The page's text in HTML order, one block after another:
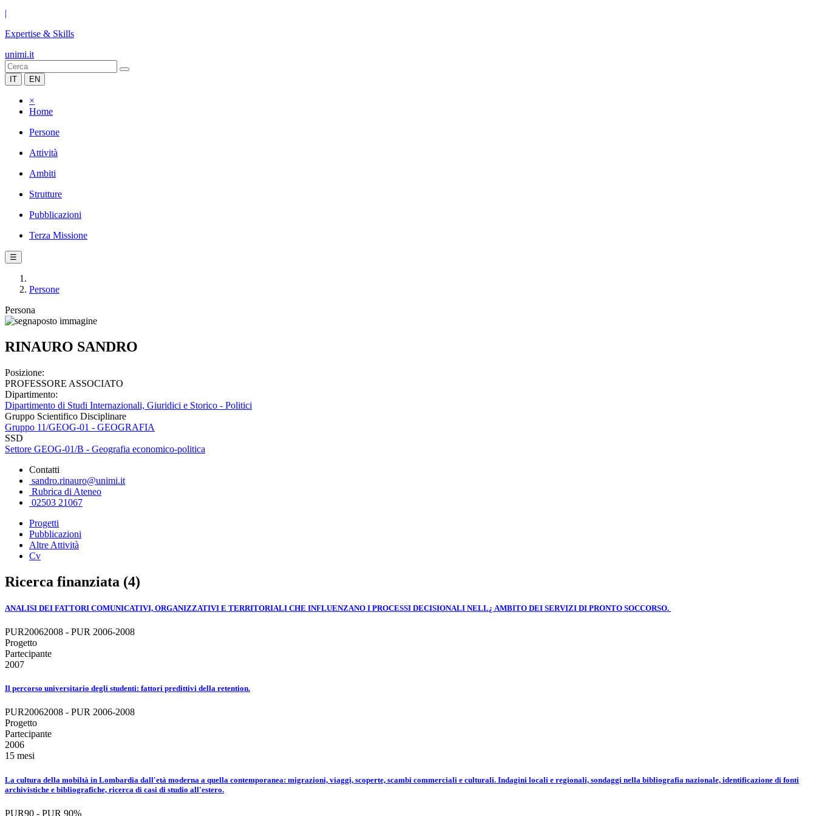
|
Expertise & Skills
unimi.it
IT EN
×
Home
Persone
Attività
Ambiti
Strutture
Pubblicazioni
Terza Missione
☰
Persone
Persona
RINAURO SANDRO
Posizione:
PROFESSORE ASSOCIATO
Dipartimento:
Dipartimento di Studi Internazionali, Giuridici e Storico - Politici
Gruppo Scientifico Disciplinare
Gruppo 11/GEOG-01 - GEOGRAFIA
SSD
Settore GEOG-01/B - Geografia economico-politica
Contatti
sandro.rinauro@unimi.it
Rubrica di Ateneo
02503 21067
Progetti
Pubblicazioni
Altre Attività
Cv
Ricerca finanziata (4)
ANALISI DEI FATTORI COMUNICATIVI, ORGANIZZATIVI E TERRITORIALI CHE INFLUENZANO I PROCESSI DECISIONALI NELL¿ AMBITO DEI SERVIZI DI PRONTO SOCCORSO.
PUR20062008 - PUR 2006-2008
Progetto
Partecipante
2007
Il percorso universitario degli studenti: fattori predittivi della retention.
PUR20062008 - PUR 2006-2008
Progetto
Partecipante
2006
15 mesi
La cultura della mobiltà in Lombardia dall'età moderna a quella contemporanea: migrazioni, viaggi, scoperte, scambi commerciali e culturali. Indagini locali e regionali, sondaggi nella bibliografia nazionale, identificazione di fonti
archivistiche e bibliografiche, ricerca di casi di studio all'estero.
PUR90 - PUR 90%